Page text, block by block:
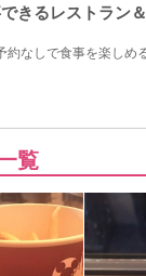
きるレストラン
なしで食事を楽しめ
覧